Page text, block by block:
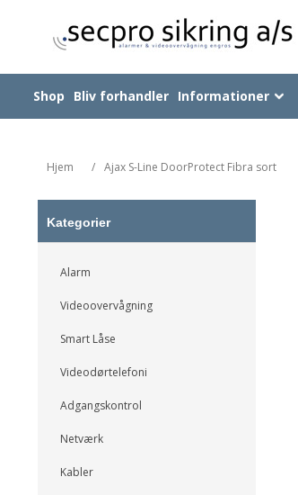
Shop Bliv forhandler Informationer
Hjem / Ajax S-Line DoorProtect Fibra sort
Kategorier
Alarm
Videoovervågning
Smart Låse
Videodørtelefoni
Adgangskontrol
Netværk
Kabler